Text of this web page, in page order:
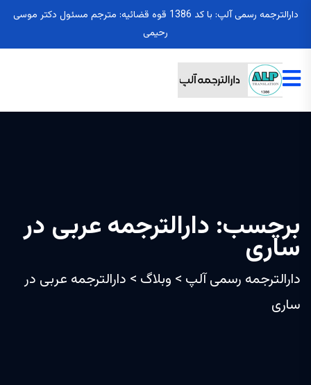
دارالترجمه رسمی آلپ: با کد 1386 قوه قضائیه: مترجم مسئول دکتر موسی
رحیمی
برچسب: دارالترجمه عربی در
ساری
دارالترجمه رسمی آلپ > وبلاگ > دارالترجمه عربی در
ساری